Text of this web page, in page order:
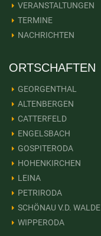
VERANSTALTUNGEN
TERMINE
NACHRICHTEN
ORTSCHAFTEN
GEORGENTHAL
ALTENBERGEN
CATTERFELD
ENGELSBACH
GOSPITERODA
HOHENKIRCHEN
LEINA
PETRIRODA
SCHÖNAU V.D. WALDE
WIPPERODA